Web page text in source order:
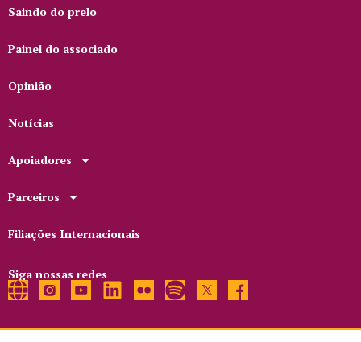
Saindo do prelo
Painel do associado
Opinião
Notícias
Apoiadores
Parceiros
Filiações Internacionais
Siga nossas redes